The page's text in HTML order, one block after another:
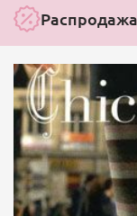
Распродажа